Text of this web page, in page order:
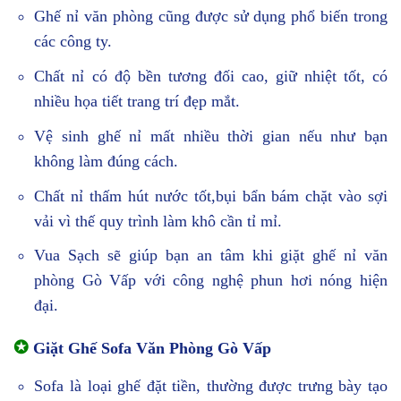
Ghế nỉ văn phòng cũng được sử dụng phổ biến trong
các công ty.
Chất nỉ có độ bền tương đối cao, giữ nhiệt tốt, có
nhiều họa tiết trang trí đẹp mắt.
Vệ sinh ghế nỉ mất nhiều thời gian nếu như bạn
không làm đúng cách.
Chất nỉ thấm hút nước tốt,bụi bẩn bám chặt vào sợi
vải vì thế quy trình làm khô cần tỉ mỉ.
Vua Sạch sẽ giúp bạn an tâm khi giặt ghế nỉ văn
phòng Gò Vấp với công nghệ phun hơi nóng hiện
đại.
✪ Giặt Ghế Sofa Văn Phòng Gò Vấp
Sofa là loại ghế đặt tiền, thường được trưng bày tạo